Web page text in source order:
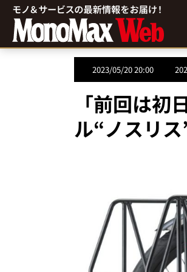
2023/05/20 20:00
「前回は
ル“ノスリス